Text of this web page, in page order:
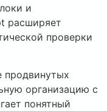
и
расширяет
проверки
продвинутых
организацию с
понятный